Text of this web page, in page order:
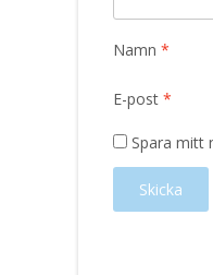
Namn *
E-post *
Spara mitt